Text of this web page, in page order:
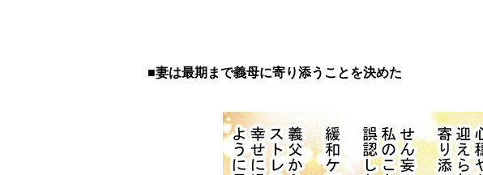
■妻は最期まで義母に寄り添うことを決めた